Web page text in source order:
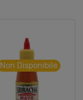
Non Disponibile